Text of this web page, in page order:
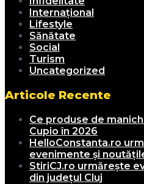
Internațional
Lifestyle
Sănătate
Social
Turism
Uncategorized
Articole Recente
Ce produse de
Cupio în 2026
HelloConstanta.ro
evenimente și
StiriCJ.ro urmărește
din județul Cluj